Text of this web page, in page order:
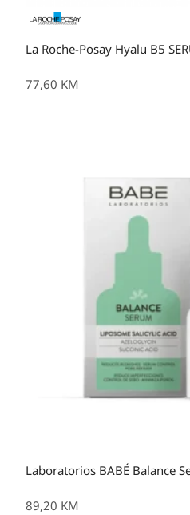
La Roche-Posay Hyalu B5
77,60 KM
Laboratorios BABÉ Balance
89,20 KM